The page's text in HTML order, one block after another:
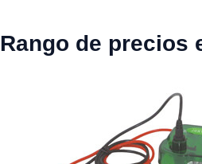
Rango de precios